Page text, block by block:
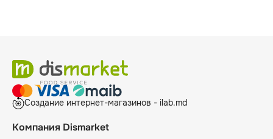
Создание интернет-магазинов - ilab.md
Компания Dismarket